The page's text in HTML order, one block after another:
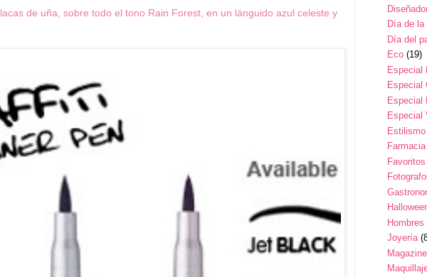
lacas de uña, sobre todo el tono Rain Forest, en un lánguido azul celeste y
Día de la
Día del
Eco (19)
Especial
Especial
Especial
Especial
Estilismo
Farmacia
Hombres
Joyería